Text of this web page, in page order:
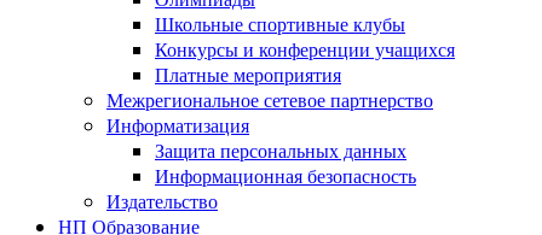
Школьные спортивные клубы
Конкурсы и конференции учащихся
Платные мероприятия
Межрегиональное сетевое партнерство
Информатизация
Защита персональных данных
Информационная безопасность
Издательство
НП Образование